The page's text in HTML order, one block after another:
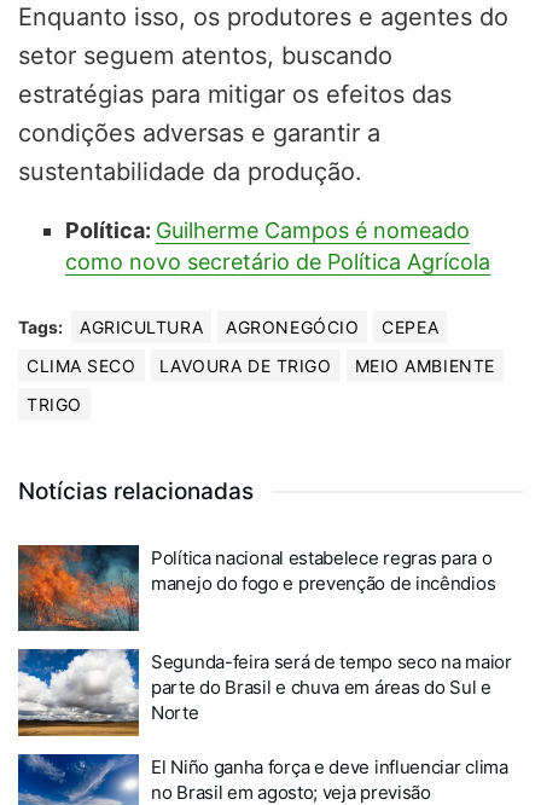
Enquanto isso, os produtores e agentes do
setor seguem atentos, buscando
estratégias para mitigar os efeitos das
condições adversas e garantir a
sustentabilidade da produção.
Política: Guilherme Campos é nomeado
como novo secretário de Política Agrícola
Tags: AGRICULTURA AGRONEGÓCIO
CEPEA
CLIMA SECO
LAVOURA DE TRIGO
MEIO AMBIENTE
TRIGO
Notícias relacionadas
Política nacional estabelece regras para o
manejo do fogo e prevenção de incêndios
Segunda-feira será de tempo seco na maior
parte do Brasil e chuva em áreas do Sul e
Norte
El Niño ganha força e deve influenciar clima
no Brasil em agosto; veja previsão